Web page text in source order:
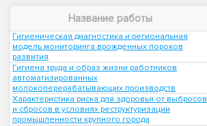
Название работы
Гигиеническая диагностика и региональная
модель мониторинга врожденных пороков
развития
Гигиена труда и образ жизни работников
автоматизированных
молокоперерабатывающих производств
Характеристика риска для здоровья от выбросов
и сбросов в условиях реструктуризации
промышленности крупного города